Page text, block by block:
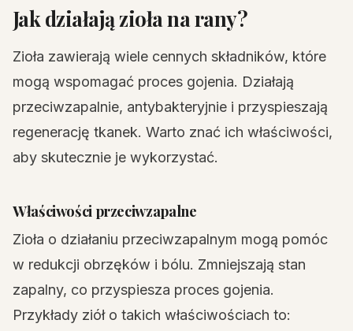
Jak działają zioła na rany?
Zioła zawierają wiele cennych składników, które
mogą wspomagać proces gojenia. Działają
przeciwzapalnie, antybakteryjnie i przyspieszają
regenerację tkanek. Warto znać ich właściwości,
aby skutecznie je wykorzystać.
Właściwości przeciwzapalne
Zioła o działaniu przeciwzapalnym mogą pomóc
w redukcji obrzęków i bólu. Zmniejszają stan
zapalny, co przyspiesza proces gojenia.
Przykłady ziół o takich właściwościach to: